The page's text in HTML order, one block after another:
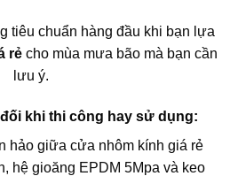
tiêu chuẩn hàng đầu khi bạn lựa
rẻ cho mùa mưa bão mà bạn cần
lưu ý.
khi thi công hay sử dụng:
hảo giữa cửa nhôm kính giá rẻ
hệ gioăng EPDM 5Mpa và keo